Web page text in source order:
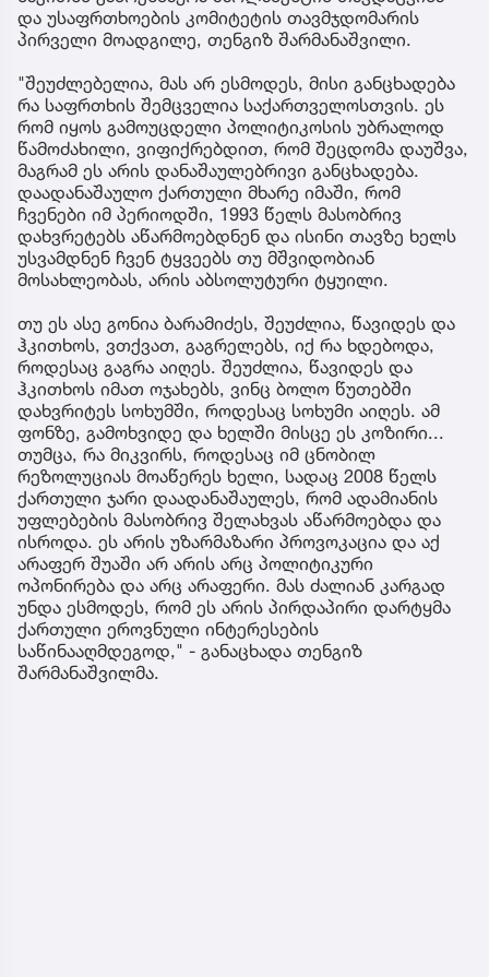
და უსაფრთხოების კომიტეტის თავმჯდომარის
პირველი მოადგილე, თენგიზ შარმანაშვილი.
"შეუძლებელია, მას არ ესმოდეს, მისი განცხადება
რა საფრთხის შემცველია საქართველოსთვის. ეს
რომ იყოს გამოუცდელი პოლიტიკოსის უბრალოდ
წამოძახილი, ვიფიქრებდით, რომ შეცდომა დაუშვა,
მაგრამ ეს არის დანაშაულებრივი განცხადება.
დაადანაშაულო ქართული მხარე იმაში, რომ
ჩვენები იმ პერიოდში, 1993 წელს მასობრივ
დახვრეტებს აწარმოებდნენ და ისინი თავზე ხელს
უსვამდნენ ჩვენ ტყვეებს თუ მშვიდობიან
მოსახლეობას, არის აბსოლუტური ტყუილი.
თუ ეს ასე გონია ბარამიძეს, შეუძლია, წავიდეს და
ჰკითხოს, ვთქვათ, გაგრელებს, იქ რა ხდებოდა,
როდესაც გაგრა აიღეს. შეუძლია, წავიდეს და
ჰკითხოს იმათ ოჯახებს, ვინც ბოლო წუთებში
დახვრიტეს სოხუმში, როდესაც სოხუმი აიღეს. ამ
ფონზე, გამოხვიდე და ხელში მისცე ეს კოზირი...
თუმცა, რა მიკვირს, როდესაც იმ ცნობილ
რეზოლუციას მოაწერეს ხელი, სადაც 2008 წელს
ქართული ჯარი დაადანაშაულეს, რომ ადამიანის
უფლებების მასობრივ შელახვას აწარმოებდა და
ისროდა. ეს არის უზარმაზარი პროვოკაცია და აქ
არაფერ შუაში არ არის არც პოლიტიკური
ოპონირება და არც არაფერი. მას ძალიან კარგად
უნდა ესმოდეს, რომ ეს არის პირდაპირი დარტყმა
ქართული ეროვნული ინტერესების
საწინააღმდეგოდ," - განაცხადა თენგიზ
შარმანაშვილმა.